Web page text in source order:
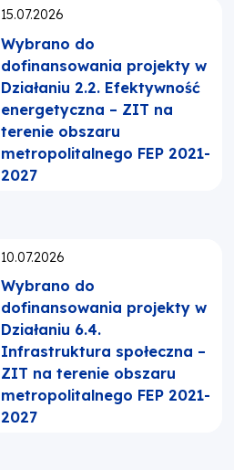
Opublikowano:
15.07.2026
Wybrano do
dofinansowania projekty w
Działaniu 2.2. Efektywność
energetyczna – ZIT na
terenie obszaru
metropolitalnego FEP 2021-
2027
Opublikowano:
10.07.2026
Wybrano do
dofinansowania projekty w
Działaniu 6.4.
Infrastruktura społeczna –
ZIT na terenie obszaru
metropolitalnego FEP 2021-
2027